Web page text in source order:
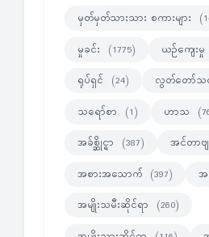
မှတ်မှတ်သားသား စကားများ
မှုခင်း (1775) ယဉ်ကျေးမှု
ရုပ်ရှင် (24) လွတ်တော်သ
သရော်စာ (1) ဟာသ
အခ်စ္ဆိုင္ရာ (387) အင်တာဗ
အစားအသောက် (397)
အမျိုးသမီးဆိုင်ရာ (260)